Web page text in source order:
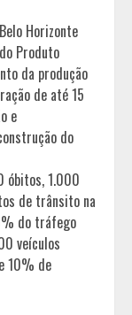
Horizonte
Produto
da produção
de até 15
e
do
óbitos, 1.000
de trânsito na
do tráfego
veículos
10% de